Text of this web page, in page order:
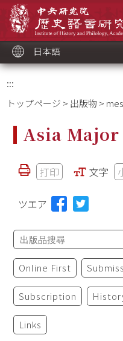
ッ
ク
日本語
:::
トップページ > 出版物 >
Asia Major
打印 文字
ツエア
Online First
Subscription
Links